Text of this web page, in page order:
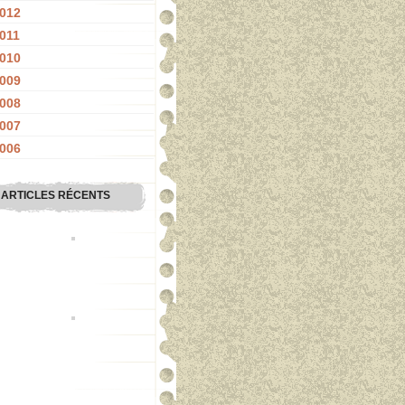
ARTICLES RÉCENTS